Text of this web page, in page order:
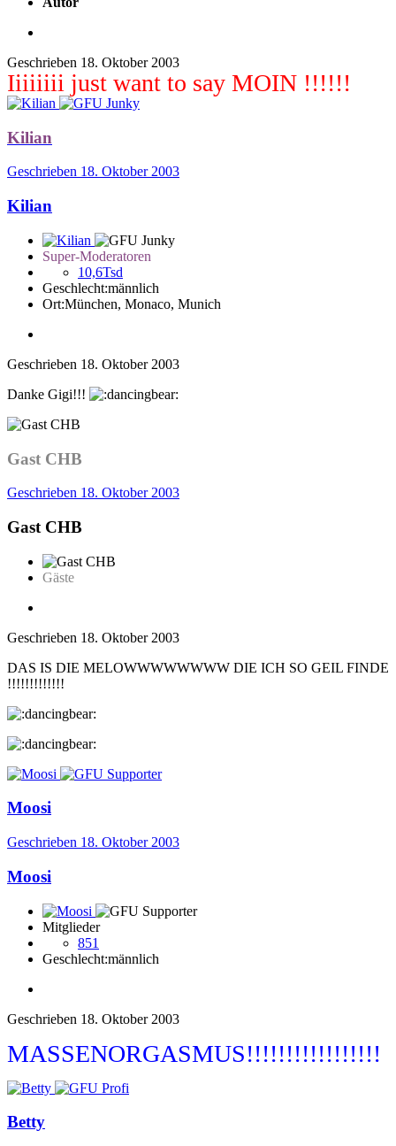
Geschrieben 18. Oktober 2003
Iiiiiiii just want to say MOIN !!!!!!
Kilian
Geschrieben 18. Oktober 2003
Kilian
Super-Moderatoren
10,6Tsd
Geschlecht:männlich
Ort:München, Monaco, Munich
Geschrieben 18. Oktober 2003
Danke Gigi!!!
Gast CHB
Geschrieben 18. Oktober 2003
Gast CHB
Gäste
Geschrieben 18. Oktober 2003
DAS IS DIE MELOWWWWWWWW DIE ICH SO GEIL FINDE
!!!!!!!!!!!!!
Moosi
Geschrieben 18. Oktober 2003
Moosi
Mitglieder
851
Geschlecht:männlich
Geschrieben 18. Oktober 2003
MASSENORGASMUS!!!!!!!!!!!!!!!!!
Betty